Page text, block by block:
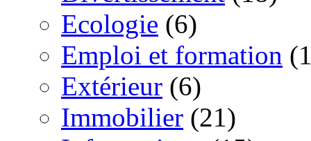
Ecologie (6)
Emploi et formation
Extérieur (6)
Immobilier (21)